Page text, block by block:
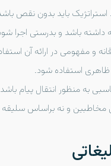
استراتژیک باید بدون نقص
داشته باشد و بدرستی اجرا
و مفهومی در ارائه آن
استفاده شود.
به منظور انتقال پیام
مخاطبین و نه براساس سلیقه